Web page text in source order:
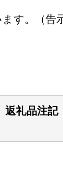
す。（告
返礼品注記